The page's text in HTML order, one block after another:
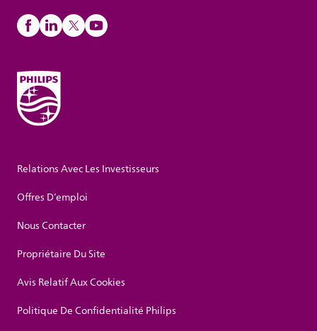
Relations Avec Les Investisseurs
Offres D’emploi
Nous Contacter
Propriétaire Du Site
Avis Relatif Aux Cookies
Politique De Confidentialité Philips